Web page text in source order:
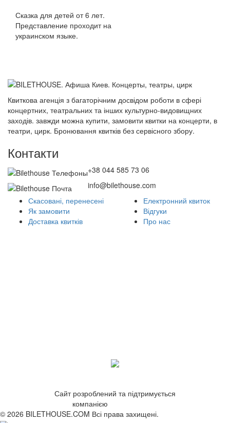
Сказка для детей от 6 лет.
Представление проходит на
украинском языке.
Квиткова агенція з багаторічним досвідом роботи в сфері
концертних, театральних та інших культурно-видовищних
заходів. завжди можна купити, замовити квитки на концерти, в
театри, цирк. Бронювання квитків без сервісного збору.
Контакти
+38 044 585 73 06
info@bilethouse.com
Скасовані, перенесені
Як замовити
Доставка квитків
Електронний квиток
Відгуки
Про нас
Сайт розроблений та підтримується
компанією
© 2026 BILETHOUSE.COM Всі права захищені.